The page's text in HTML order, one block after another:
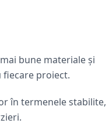
bune materiale și
proiect.
în termenele stabilite,